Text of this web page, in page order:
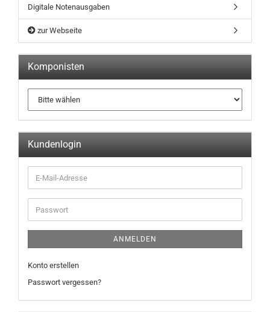
Digitale Notenausgaben
zur Webseite
Komponisten
Kundenlogin
ANMELDEN
Konto erstellen
Passwort vergessen?